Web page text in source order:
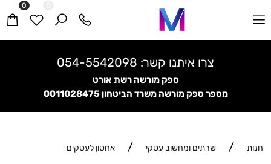
צרו איתנו קשר: 054-5542098
ספק מורשה רשת אורט
מספר ספק מורשה משרד הביטחון0011028475
0
חנות / שרתים ומחשוב עסקי / אחסון לעסקים